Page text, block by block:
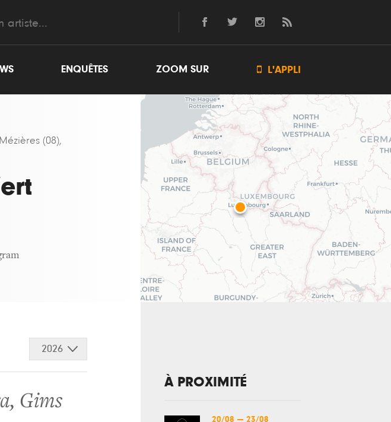
ENQUÊTES ZOOM SUR  L'APPLI
(08),
2026
, Gims
À PROXIMITÉ
20/08 — 23/08